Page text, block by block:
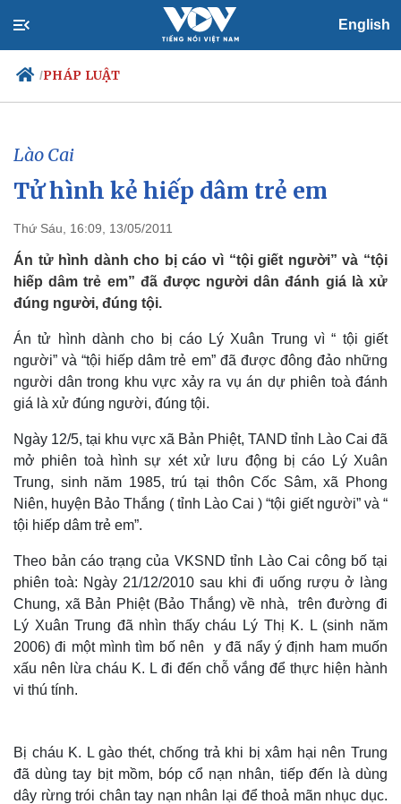
English
/PHÁP LUẬT
Đảng
Quốc hội
Nhận diện sự thật
Tin 24h
Việc làm
Biển đảo
Lào Cai
Tử hình kẻ hiếp dâm trẻ em
Thứ Sáu, 16:09, 13/05/2011
Án tử hình dành cho bị cáo vì “tội giết người” và “tội
hiếp dâm trẻ em” đã được người dân đánh giá là xử
đúng người, đúng tội.
Án tử hình dành cho bị cáo Lý Xuân Trung vì “ tội giết
người” và “tội hiếp dâm trẻ em” đã được đông đảo những
người dân trong khu vực xảy ra vụ án dự phiên toà đánh
giá là xử đúng người, đúng tội.
Ngày 12/5, tại khu vực xã Bản Phiệt, TAND tỉnh Lào Cai đã
mở phiên toà hình sự xét xử lưu động bị cáo Lý Xuân
Trung, sinh năm 1985, trú tại thôn Cốc Sâm, xã Phong
Niên, huyện Bảo Thắng ( tỉnh Lào Cai ) “tội giết người” và “
tội hiếp dâm trẻ em”.
Theo bản cáo trạng của VKSND tỉnh Lào Cai công bố tại
phiên toà: Ngày 21/12/2010 sau khi đi uống rượu ở làng
Chung, xã Bản Phiệt (Bảo Thắng) về nhà, trên đường đi
Lý Xuân Trung đã nhìn thấy cháu Lý Thị K. L (sinh năm
2006) đi một mình tìm bố nên y đã nẩy ý định ham muốn
xấu nên lừa cháu K. L đi đến chỗ vắng để thực hiện hành
vi thú tính.
Bị cháu K. L gào thét, chống trả khi bị xâm hại nên Trung
đã dùng tay bịt mồm, bóp cổ nạn nhân, tiếp đến là dùng
dây rừng trói chân tay nạn nhân lại để thoả mãn nhục dục.